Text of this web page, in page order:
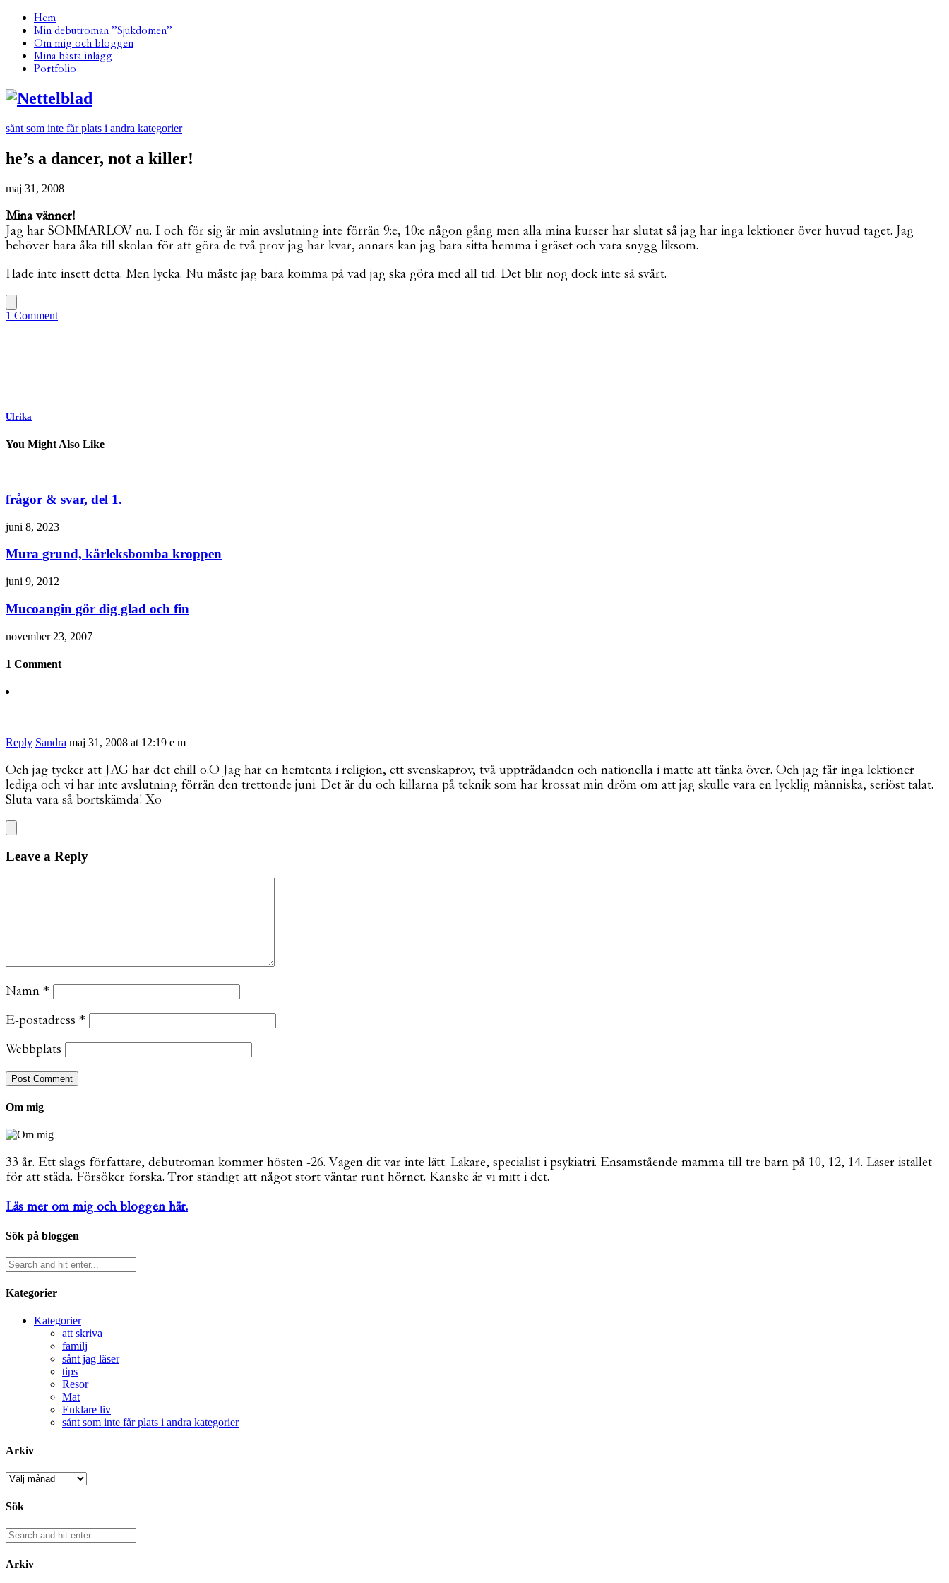
Hem
Min debutroman ”Sjukdomen”
Om mig och bloggen
Mina bästa inlägg
Portfolio
sånt som inte får plats i andra kategorier
he’s a dancer, not a killer!
maj 31, 2008
Mina vänner!
Jag har SOMMARLOV nu. I och för sig är min avslutning inte förrän 9:e, 10:e någon gång men alla mina kurser har slutat så jag har inga lektioner över huvud taget. Jag
behöver bara åka till skolan för att göra de två prov jag har kvar, annars kan jag bara sitta hemma i gräset och vara snygg liksom.
Hade inte insett detta. Men lycka. Nu måste jag bara komma på vad jag ska göra med all tid. Det blir nog dock inte så svårt.
1 Comment
Ulrika
You Might Also Like
frågor & svar, del 1.
juni 8, 2023
Mura grund, kärleksbomba kroppen
juni 9, 2012
Mucoangin gör dig glad och fin
november 23, 2007
1 Comment
Reply Sandra maj 31, 2008 at 12:19 e m
Och jag tycker att JAG har det chill o.O Jag har en hemtenta i religion, ett svenskaprov, två uppträdanden och nationella i matte att tänka över. Och jag får inga lektioner
lediga och vi har inte avslutning förrän den trettonde juni. Det är du och killarna på teknik som har krossat min dröm om att jag skulle vara en lycklig människa, seriöst talat.
Sluta vara så bortskämda! Xo
Leave a Reply
Namn *
E-postadress *
Webbplats
Om mig
33 år. Ett slags författare, debutroman kommer hösten -26. Vägen dit var inte lätt. Läkare, specialist i psykiatri. Ensamstående mamma till tre barn på 10, 12, 14. Läser istället
för att städa. Försöker forska. Tror ständigt att något stort väntar runt hörnet. Kanske är vi mitt i det.
Läs mer om mig och bloggen här.
Sök på bloggen
Kategorier
Kategorier
att skriva
familj
sånt jag läser
tips
Resor
Mat
Enklare liv
sånt som inte får plats i andra kategorier
Arkiv
Arkiv
Sök
Arkiv